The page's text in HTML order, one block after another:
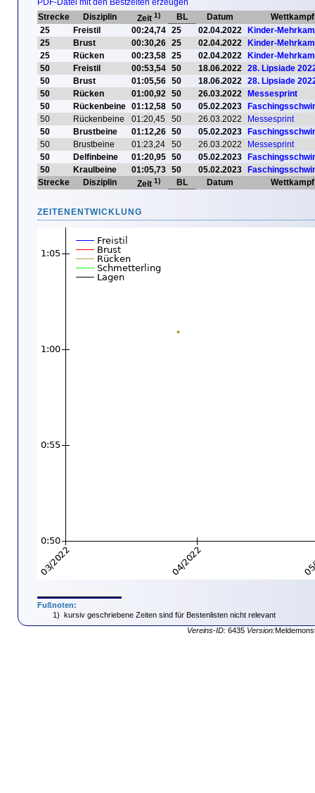
PDF-Datei mit den Bestzeiten erzeugen
Strecke
Disziplin Zeit 1) BL Datum Wettkampf
Strecke Disziplin Zeit 1) BL Datum Wettkampf
25 Freistil 00:24,74 25 02.04.2022
Kinder-
25
Brust 00:30,26 25 02.04.2022
Kinder-
25
Rücken 00:23,58 25 02.04.2022
Kinder-
50
Freistil 00:53,54 50 18.06.2022 28. Lipsiade
50
Brust 01:05,56 50 18.06.2022 28. Lipsiade
50
Rücken 01:00,92 50 26.03.2022
Messesprint
50
Rückenbeine 01:12,58 50 05.02.2023
50
Rückenbeine 01:20,45 50 26.03.2022
Messesprint
50
Brustbeine 01:12,26 50 05.02.2023
50
Brustbeine 01:23,24 50 26.03.2022
Messesprint
50
Delfinbeine 01:20,95 50 05.02.2023
50
Kraulbeine 01:05,73 50 05.02.2023
ZEITENENTWICKLUNG
Fußnoten:
1)
kursiv geschriebene Zeiten sind für Bestenlisten nicht relevant
Vereins-ID: 6435 Version: